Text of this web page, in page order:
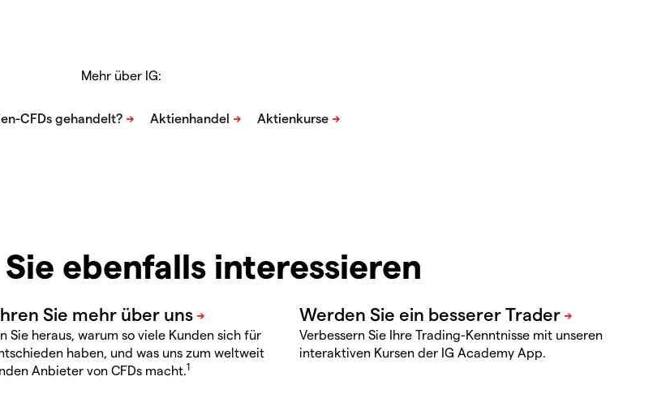
Mehr über IG:
ebenfalls interessieren
Sie heraus, warum so viele Kunden sich für
haben, und was uns zum weltweit
Anbieter von CFDs macht.1
Verbessern Sie Ihre Trading-Kenntnisse mit unseren
interaktiven Kursen der IG Academy App.